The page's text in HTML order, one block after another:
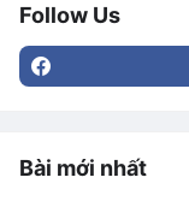
Follow Us
Bài mới nhất